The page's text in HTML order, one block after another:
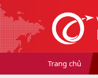
Trang chủ